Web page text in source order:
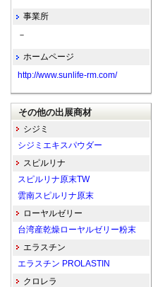
事業所
－
ホームページ
http://www.sunlife-rm.com/
その他の出展商材
シジミ
シジミエキスパウダー
スピルリナ
スピルリナ原末TW
雲南スピルリナ原末
ローヤルゼリー
台湾産乾燥ローヤルゼリー粉末
エラスチン
エラスチン PROLASTIN
クロレラ